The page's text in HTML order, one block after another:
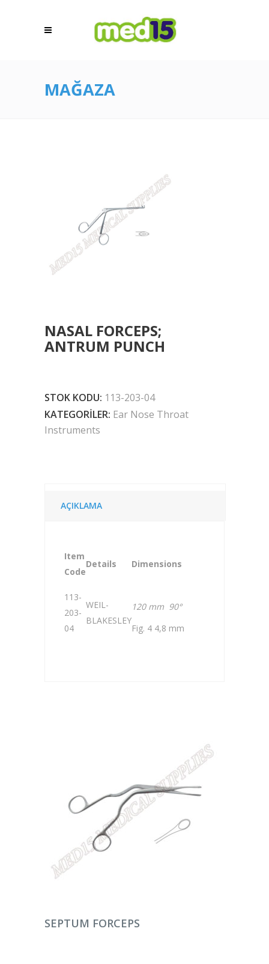
MAĞAZA
NASAL FORCEPS;
ANTRUM PUNCH
STOK KODU: 113-203-04
KATEGORILER: Ear Nose Throat
Instruments
AÇIKLAMA
Item
Code
Details Dimensions
113-
203-
04
WEIL-
BLAKESLEY
120 mm 90°
Fig. 4 4,8 mm
DEVAMINI OKU
SEPTUM FORCEPS